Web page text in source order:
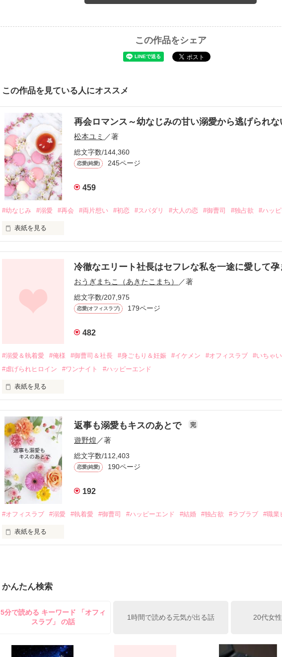
この作品をシェア
この作品を見ている人にオススメ
再会ロマンス～幼なじみの甘い溺愛から逃げられな
松本ユミ ／著
総文字数/144,360
恋愛(純愛) 245ページ
459
#幼なじみ #溺愛 #再会 #両片想い #初恋 #スパダリ #大人の恋 #御曹司 #独占欲 #ハッ
表紙を見る
しかし、ある出来事をきっかけに二人の関係は壊れてしまう。
関係修復もできないまま、美桜は両親の離婚によって
引っ越すことになり、哲平とも離れ離れになった。
そして、ひょんなことから
酔った勢いで一夜を共にしてしまった。
さらに、美桜が初めてだと知った哲平は
甘やかしてくる。
そんなある日、哲平は美桜がストーカー被害に
遭っていることを知る。
美桜を守るため、哲平は同居を提案してきて――。
夏木美桜(なつきみお)
✕
鳴海哲平 (なるみてっぺい)
止まっていたはずの二人の時間が、再び動き出す。
冷徹なエリート社長はセフレな私を一途に愛して孕
おうぎまちこ（あきたこまち） ／著
総文字数/207,975
恋愛(オフィスラブ) 179ページ
482
#溺愛＆執着愛 #俺様 #御曹司＆社長 #身ごもり＆妊娠 #イケメン #オフィスラブ
#いちゃ
#虐げられヒロイン
#ワンナイト #ハッピーエンド
表紙を見る
帰国後、美桜は新しい職場でワンナイトした美青年と再会。なんと彼の正体は、とあ
も関わらず、一族を離れて起業した新進気鋭の実業家、社内でも冷徹だと評判な社長
人だったのだ――！
なぜか恭司から飼い猫の世話係を命じられた美桜は、猫の世話を口実にしばしば呼び
返事も溺愛もキスのあとで 完
遊野煌 ／著
総文字数/112,403
恋愛(純愛) 190ページ
192
#オフィスラブ #溺愛 #執着愛 #御曹司 #ハッピーエンド #結婚 #独占欲 #ラブラブ #職業
表紙を見る
雪瀬鷹哉（29）が『──俺と結婚してくれないか』といきなりプロポーズをしてきた上
鷹哉『宜しくな、俺の雛子』🦅
雛子『俺の……ひぃ、雛子？！！！』🐥
シゴデキで冷徹な上司が見せる素顔は、なぜか想像以上に甘くて……🐥💓🦅
かんたん検索
5分で読める キーワード 「オフィ
スラブ」 の話
1時間で読める元気が出る話 20代女